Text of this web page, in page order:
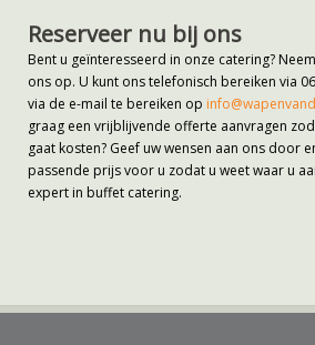
Reserveer nu bij ons
Bent u geïnteresseerd in onze catering?
ons op. U kunt ons telefonisch bereiken via
via de e-mail te bereiken op
graag een vrijblijvende offerte aanvragen
gaat kosten? Geef uw wensen aan ons door
passende prijs voor u zodat u weet waar u
expert in buffet catering.